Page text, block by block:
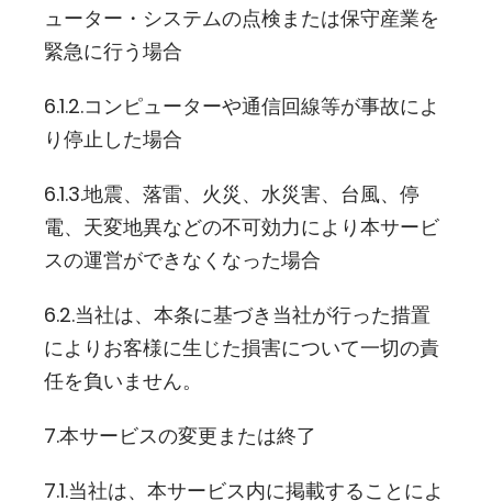
ューター・システムの点検または保守産業を
緊急に行う場合
6.1.2.コンピューターや通信回線等が事故によ
り停止した場合
6.1.3.地震、落雷、火災、水災害、台風、停
電、天変地異などの不可効力により本サービ
スの運営ができなくなった場合
6.2.当社は、本条に基づき当社が行った措置
によりお客様に生じた損害について一切の責
任を負いません。
7.本サービスの変更または終了
7.1.当社は、本サービス内に掲載することによ